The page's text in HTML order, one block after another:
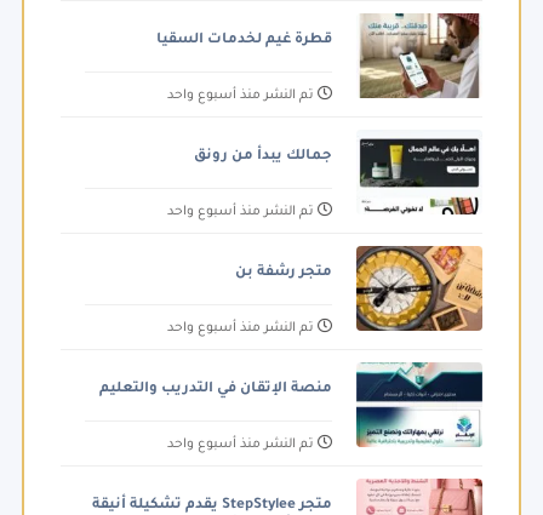
قطرة غيم لخدمات السقيا
تم النشر منذ أسبوع واحد
جمالك يبدأ من رونق
تم النشر منذ أسبوع واحد
متجر رشفة بن
تم النشر منذ أسبوع واحد
منصة الإتقان في التدريب والتعليم
تم النشر منذ أسبوع واحد
متجر StepStylee يقدم تشكيلة أنيقة